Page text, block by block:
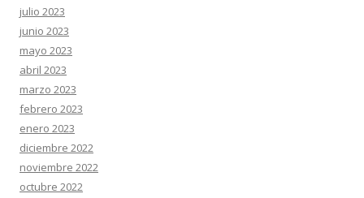
julio 2023
junio 2023
mayo 2023
abril 2023
marzo 2023
febrero 2023
enero 2023
diciembre 2022
noviembre 2022
octubre 2022